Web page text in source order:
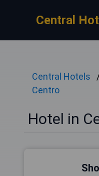
Central
Central Hotels
Centro
Hotel in